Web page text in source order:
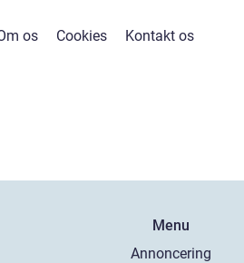
os Cookies Kontakt os
Menu
Annoncering